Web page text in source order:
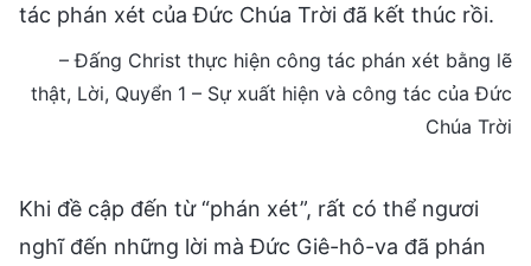
tác phán xét của Đức Chúa Trời đã kết thúc rồi.
– Đấng Christ thực hiện công tác phán xét bằng lẽ
thật, Lời, Quyển 1 – Sự xuất hiện và công tác của Đức
Chúa Trời
Khi đề cập đến từ “phán xét”, rất có thể ngươi
nghĩ đến những lời mà Đức Giê-hô-va đã phán